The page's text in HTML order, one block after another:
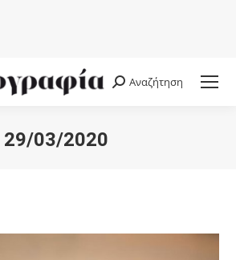
Search:
Αναζήτηση
29/03/2020